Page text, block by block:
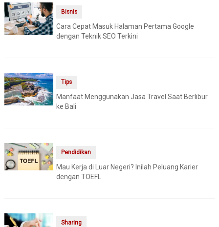
Bisnis
Cara Cepat Masuk Halaman Pertama Google
dengan Teknik SEO Terkini
Tips
Manfaat Menggunakan Jasa Travel Saat Berlibur
ke Bali
Pendidikan
Mau Kerja di Luar Negeri? Inilah Peluang Karier
dengan TOEFL
Sharing